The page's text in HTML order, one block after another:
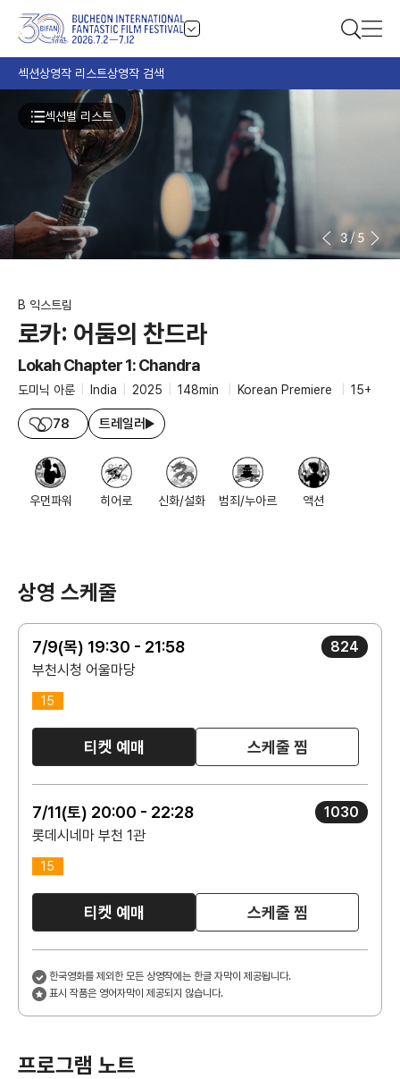
섹션상영작 리스트상영작 검색
3/ 5
B 익스트림
로카: 어둠의 찬드라
Lokah Chapter 1: Chandra
도미닉 아룬 India 2025 148min Korean Premiere 15+
78 트레일러
섹션별 리스트
우먼파워 히어로 신화/설화 범죄/누아르 액션
상영 스케줄
7/9(목) 19:30 - 21:58
824
부천시청 어울마당
15
티켓 예매 스케줄 찜
7/11(토) 20:00 - 22:28
1030
롯데시네마 부천 1관
15
티켓 예매 스케줄 찜
한국영화를 제외한 모든 상영작에는 한글 자막이 제공됩니다.
표시 작품은 영어자막이 제공되지 않습니다.
프로그램 노트